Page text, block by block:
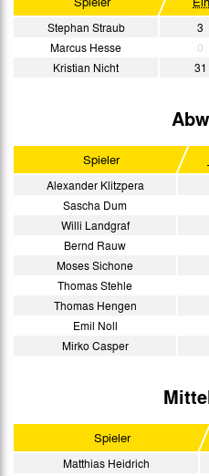
Stephan Straub 3
Marcus Hesse
0
Kristian Nicht
31
Spieler
Alexander Klitzpera
Sascha Dum
Willi Landgraf
Bernd Rauw
Moses Sichone
Thomas Stehle
Thomas Hengen
Emil Noll
Mirko Casper
Spieler
Matthias Heidrich